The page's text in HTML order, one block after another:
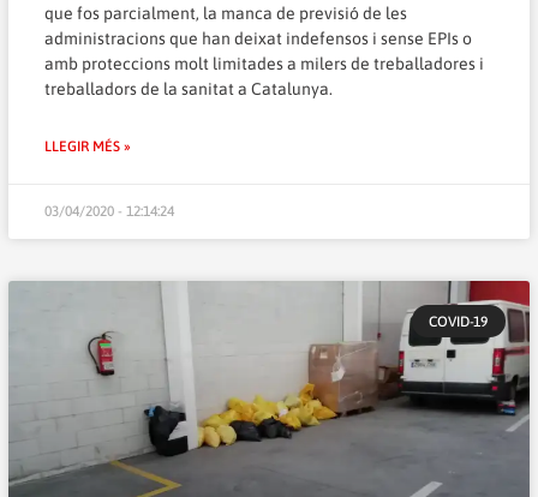
que fos parcialment, la manca de previsió de les
administracions que han deixat indefensos i sense EPIs o
amb proteccions molt limitades a milers de treballadores i
treballadors de la sanitat a Catalunya.
LLEGIR MÉS »
03/04/2020 - 12:14:24
COVID-19